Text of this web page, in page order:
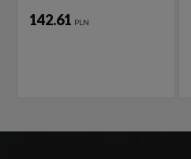
142.61 PLN